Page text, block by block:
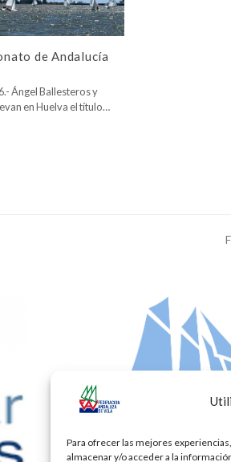
Para ofrecer las mejores
almacenar y/o acceder a la
de Andalucía
Ángel Ballesteros y
en Huelva el título…